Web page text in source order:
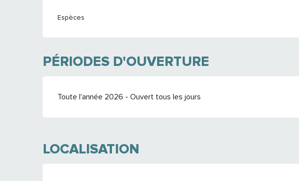
Espèces
PÉRIODES D'OUVERTURE
Toute l'année 2026 - Ouvert tous les jours
LOCALISATION